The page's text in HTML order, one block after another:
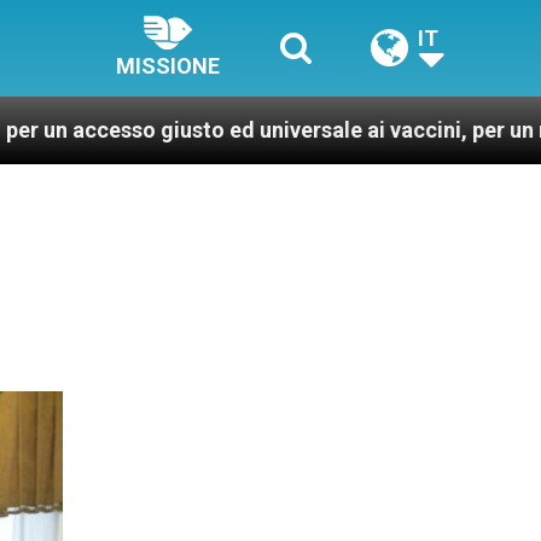
MISSIONE
IT
ed universale ai vaccini, per un mondo più